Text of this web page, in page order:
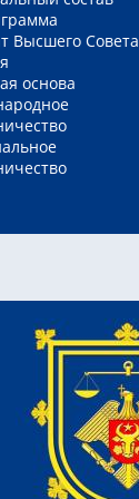
Высшего Совета
основа